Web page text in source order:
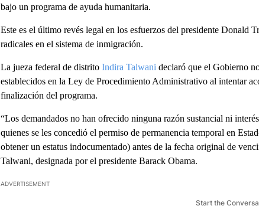
bajo un programa de ayuda humanitaria.
Este es el último revés legal en los esfuerzos del presidente Donald
radicales en el sistema de inmigración.
La jueza federal de distrito Indira Talwani declaró que el Gobierno
establecidos en la Ley de Procedimiento Administrativo al intentar
finalización del programa.
“Los demandados no han ofrecido ninguna razón sustancial ni
quienes se les concedió el permiso de permanencia temporal en
obtener un estatus indocumentado) antes de la fecha original de
Talwani, designada por el presidente Barack Obama.
ADVERTISEMENT
Start the